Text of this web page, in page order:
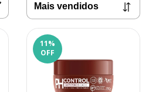
11 %
OFF